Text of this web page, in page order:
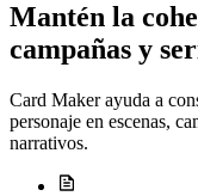
Mantén la
campañas y
Card Maker ayuda a
personaje en escenas,
narrativos.